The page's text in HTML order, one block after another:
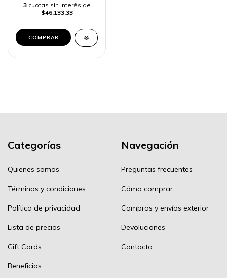
3 cuotas sin interés de
$46.133,33
COMPRAR
Categorías
Quienes somos
Términos y condiciones
Política de privacidad
Lista de precios
Gift Cards
Beneficios
Navegación
Preguntas frecuentes
Cómo comprar
Compras y envíos exterior
Devoluciones
Contacto